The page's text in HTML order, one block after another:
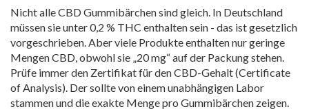
Nicht alle CBD Gummibärchen sind gleich. In Deutschland
müssen sie unter 0,2 % THC enthalten sein - das ist gesetzlich
vorgeschrieben. Aber viele Produkte enthalten nur geringe
Mengen CBD, obwohl sie „20 mg“ auf der Packung stehen.
Prüfe immer den Zertifikat für den CBD-Gehalt (Certificate
of Analysis). Der sollte von einem unabhängigen Labor
stammen und die exakte Menge pro Gummibärchen zeigen.